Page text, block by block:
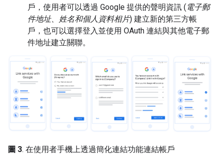
戶，使用者可以透過 Google 提供的聲明資訊 ( 電子郵
件地址、姓名和個人資料相片) 建立新的第三方帳
戶，也可以選擇登入並使用 OAuth 連結與其他電子郵
件地址建立關聯。
圖 3. 在使用者手機上透過簡化連結功能連結帳戶